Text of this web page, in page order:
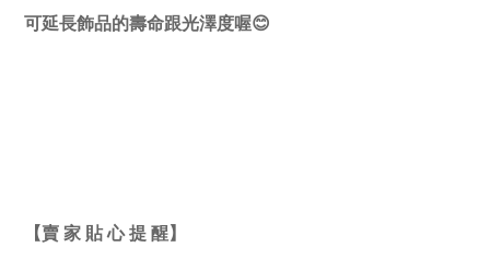
可延長飾品的壽命跟光澤度喔😊
【賣 家 貼 心 提 醒】